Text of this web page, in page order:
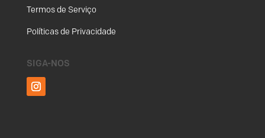
Termos de Serviço
Políticas de Privacidade
SIGA-NOS